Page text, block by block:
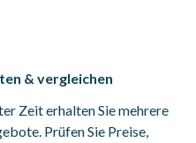
& vergleichen
Zeit erhalten Sie mehrere
Prüfen Sie Preise,